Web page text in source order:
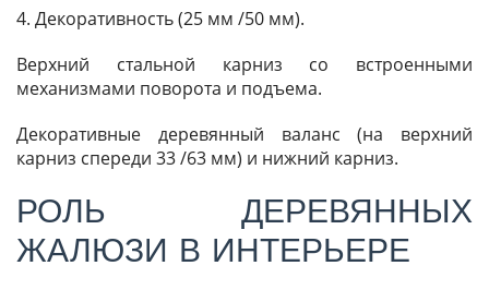
4. Декоративность (25 мм /50 мм).
Верхний стальной карниз со встроенными
механизмами поворота и подъема.
Декоративные деревянный валанс (на верхний
карниз спереди 33 /63 мм) и нижний карниз.
РОЛЬ ДЕРЕВЯННЫХ
ЖАЛЮЗИ В ИНТЕРЬЕРЕ